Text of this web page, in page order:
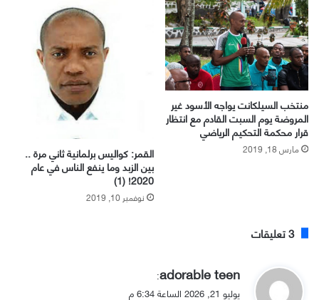
منتخب السيلكانت يواجه الأسود غير
المروضة يوم السبت القادم مع انتظار
قرار محكمة التحكيم الرياضي
مارس 18, 2019 القمر: كواليس برلمانية ثاني مرة ..
بين الزبد وما ينفع الناس في عام
2020! (1)
نوفمبر 10, 2019
‫3 تعليقات
يadorable teen
:
يوليو 21, 2026 الساعة 6:34 م